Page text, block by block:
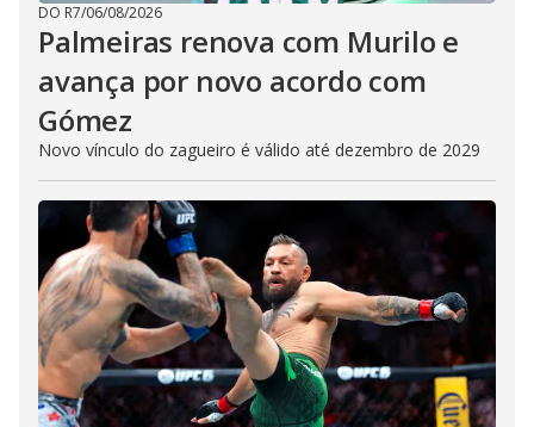
DO R7/06/08/2026
Palmeiras renova com Murilo e
avança por novo acordo com
Gómez
Novo vínculo do zagueiro é válido até dezembro de 2029